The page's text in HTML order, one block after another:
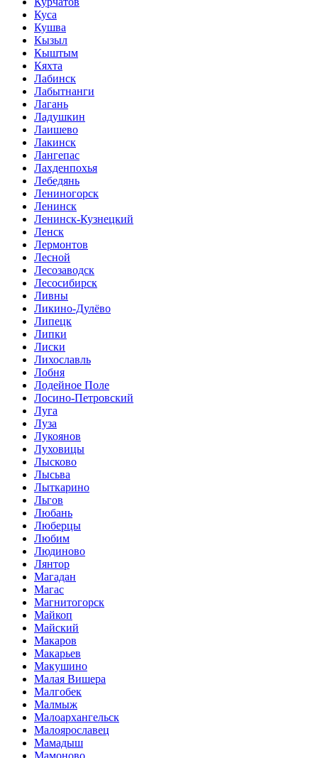
Куса
Кушва
Кызыл
Кыштым
Кяхта
Лабинск
Лабытнанги
Лагань
Ладушкин
Лаишево
Лакинск
Лангепас
Лахденпохья
Лебедянь
Лениногорск
Ленинск
Ленинск-Кузнецкий
Ленск
Лермонтов
Лесной
Лесозаводск
Лесосибирск
Ливны
Ликино-Дулёво
Липецк
Липки
Лиски
Лихославль
Лобня
Лодейное Поле
Лосино-Петровский
Луга
Луза
Лукоянов
Луховицы
Лысково
Лысьва
Лыткарино
Льгов
Любань
Люберцы
Любим
Людиново
Лянтор
Магадан
Магас
Магнитогорск
Майкоп
Майский
Макаров
Макарьев
Макушино
Малая Вишера
Малгобек
Малмыж
Малоархангельск
Малоярославец
Мамадыш
Мамоново